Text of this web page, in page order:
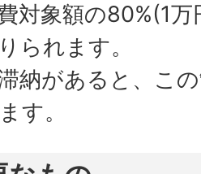
対象額の80%(1
られます。
納があると、こ
す。